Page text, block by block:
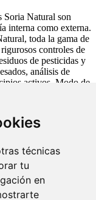
técnicas
tu
en
Soria Natural son
interna como externa.
toda la gama de
controles de
de pesticidas y
análisis de
activos. Modo de
es suficiente
ingerirlas con una
en agua o añadida a
se aplica en
etc. También
frasco de 15
esencial de